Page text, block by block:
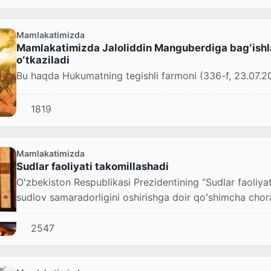
Mamlakatimizda
Mamlakatimizda Jaloliddin Manguberdiga
oʻtkaziladi
Bu haqda Hukumatning tegishli farmoni (336-f,
1819
Mamlakatimizda
Sudlar faoliyati takomillashadi
Oʻzbekiston Respublikasi Prezidentining “Sudlar
sudlov samaradorligini oshirishga doir qoʻshimcha
2547